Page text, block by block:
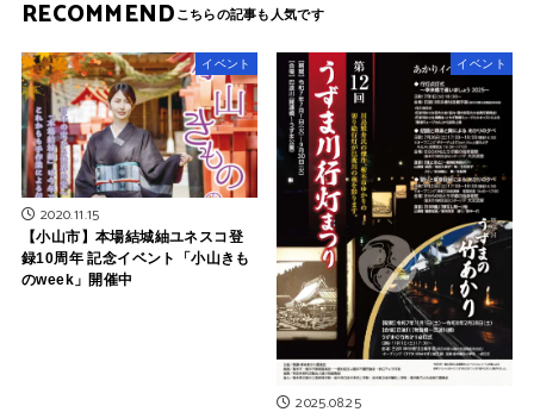
RECOMMEND
イベント
2020.11.15
【小山市】本場結城紬ユネスコ登
録10周年 記念イベント「小山きも
のweek」開催中
イベント
2025.08.25